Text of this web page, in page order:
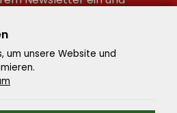
um unsere Website und